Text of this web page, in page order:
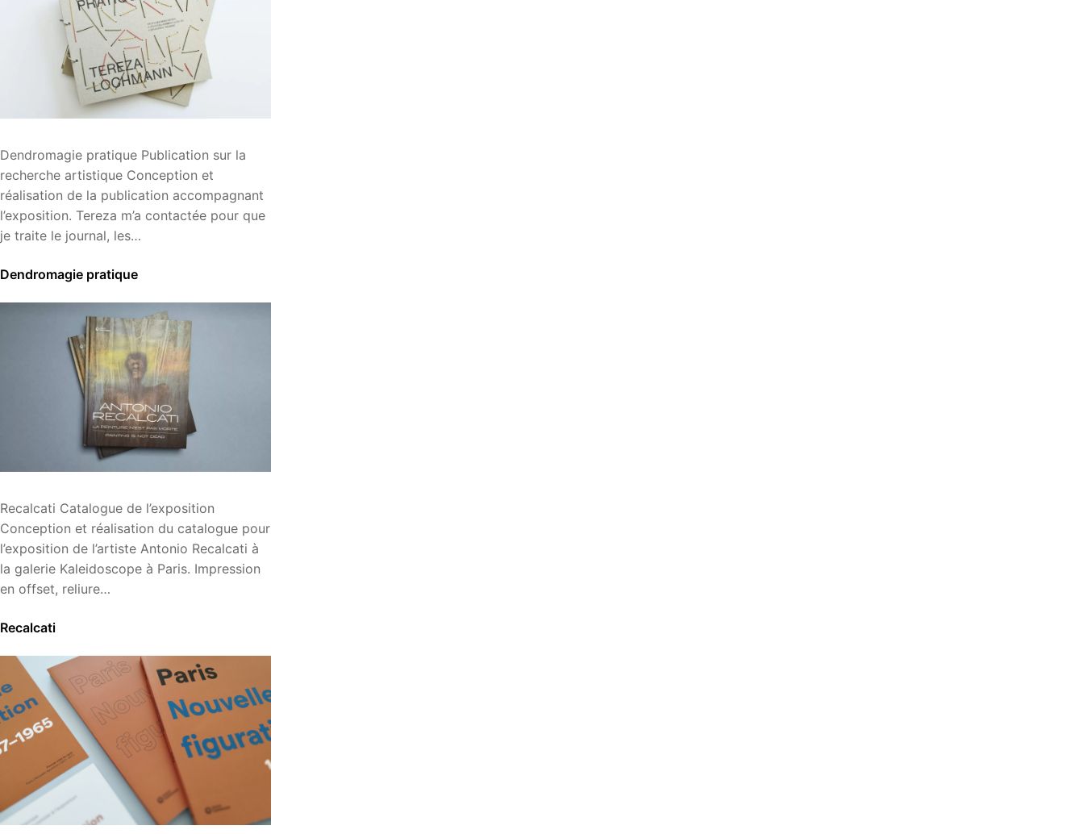
Dendromagie pratique Publication sur la
recherche artistique Conception et
réalisation de la publication accompagnant
l’exposition. Tereza m’a contactée pour que
je traite le journal, les…
Dendromagie pratique
Recalcati Catalogue de l’exposition
Conception et réalisation du catalogue pour
l’exposition de l’artiste Antonio Recalcati à
la galerie Kaleidoscope à Paris. Impression
en offset, reliure…
Recalcati